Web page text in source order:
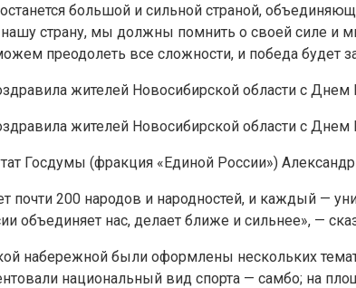
большой и сильной страной,
страну, мы должны помнить о своей силе и
преодолеть все сложности, и победа будет
Госдумы (фракция «Единой России»)
почти 200 народов и народностей, и каждый —
объединяет нас, делает ближе и сильнее», —
набережной были оформлены нескольких
национальный вид спорта — самбо; на